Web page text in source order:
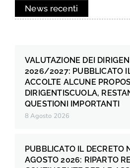
News recenti
VALUTAZIONE DEI
2026/2027: PUBBLICATO
ACCOLTE ALCUNE
DIRIGENTISCUOLA,
QUESTIONI IMPORTANTI
8 Agosto 2026
PUBBLICATO IL DECRETO
AGOSTO 2026: RIPARTO